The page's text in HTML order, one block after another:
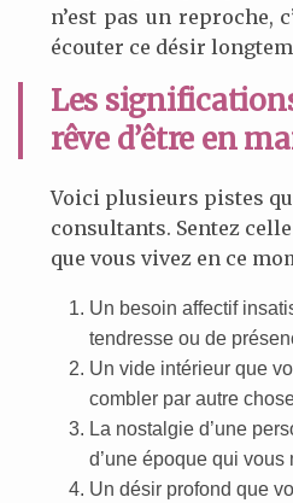
n’est pas un reproche,
écouter ce désir
Les
rêve d’être en
Voici plusieurs pistes
consultants. Sentez
que vous vivez en ce
Un besoin affectif
tendresse ou de
Un vide intérieur que
combler par autre
La nostalgie d’une
d’une époque qui vous
Un désir profond que